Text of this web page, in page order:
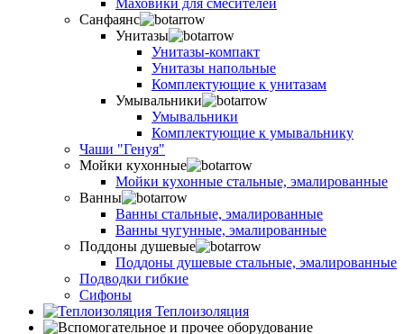
Санфаянс
Унитазы
Унитазы-компакт
Унитазы напольные
Комплектующие к унитазам
Умывальники
Умывальники
Комплектующие к умывальнику
Чаши "Генуя"
Мойки кухонные
Мойки кухонные стальные, эмалированные
Ванны
Ванны стальные, эмалированные
Ванны чугунные, эмалированные
Поддоны душевые
Поддоны душевые стальные, эмалированные
Подводки гибкие
Сифоны
Теплоизоляция